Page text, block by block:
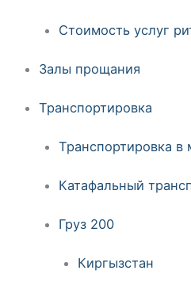
Стоимость услуг
Залы прощания
Транспортировка
Транспортировка в
Катафальный
Груз 200
Киргызстан